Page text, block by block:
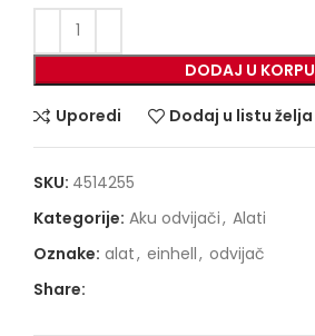
DODAJ U KORPU
Uporedi Dodaj u listu želja
SKU: 4514255
Kategorije: Aku odvijači, Alati
Oznake: alat, einhell, odvijač
Share: